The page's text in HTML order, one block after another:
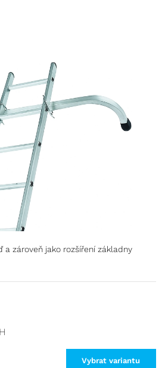
a zároveň jako rozšíření základny
Vybrat variantu